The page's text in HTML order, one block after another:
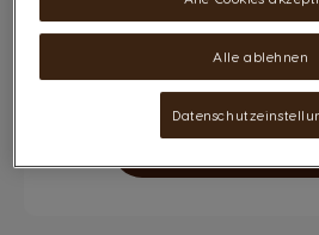
Kaufe deine Lieblingskaffees und
dem Code 3PLUS1 bis zu 4 Gratis-
Alle ablehnen